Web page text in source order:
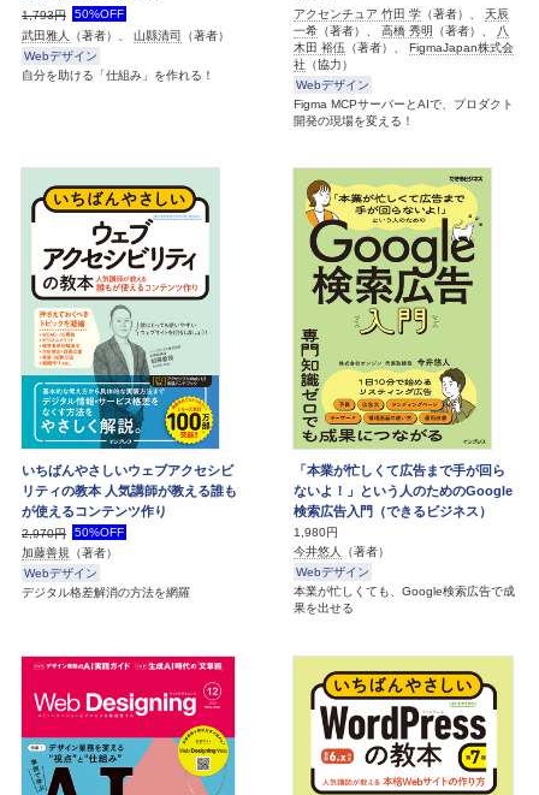
1,793円
50%OFF
武田雅人
（著者）、 山縣清司
（著者）
Webデザイン
自分を助ける「仕組み」を作れる！
アクセンチュア 竹田 学 （著者）、 天辰
一希 （著者）、 高橋 秀明 （著者）、
八
木田 裕伍 （著者）、 FigmaJapan株式会
社 （協力）
Webデザイン
Figma MCPサーバーとAIで、プロダクト
開発の現場を変える！
いちばんやさしいウェブアクセシビ
リティの教本 人気講師が教える誰も
が使えるコンテンツ作り
2,970円
50%OFF
加藤善規 （著者）
Webデザイン
デジタル格差解消の方法を網羅
「本業が忙しくて広告まで手が回ら
ないよ！」という人のためのGoogle
検索広告入門（できるビジネス）
1,980円
今井悠人
（著者）
Webデザイン
本業が忙しくても、Google検索広告で成
果を出せる